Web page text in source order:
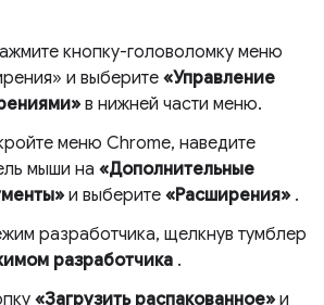
кнопку-головоломку меню
и выберите «Управление
в нижней части меню.
меню Chrome, наведите
мыши на «Дополнительные
и выберите «Расширения» .
разработчика, щелкнув тумблер
разработчика .
«Загрузить распакованное» и